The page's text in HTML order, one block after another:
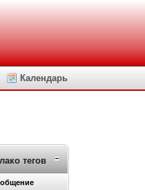
Календарь
тегов